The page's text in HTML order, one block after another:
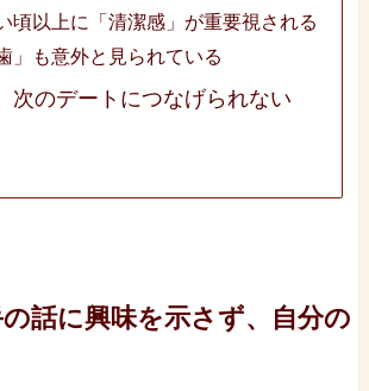
頃以上に「清潔感」が重要視される
歯」も意外と見られている
のデートにつなげられない
話に興味を示さず、自分の